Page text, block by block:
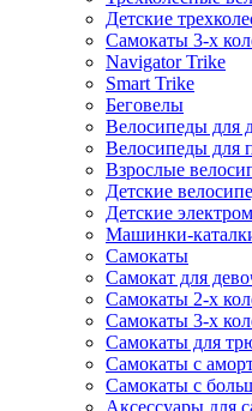
Детские
Самокаты 3-х
Navigator Trike
Smart Trike
Беговелы
Велосипеды для
Велосипеды для
Взрослые
Детские
Детские
Машинки-
Самокаты
Самокат для
Самокаты 2-х
Самокаты 3-х
Самокаты для
Самокаты с
Самокаты с
Аксессуары для